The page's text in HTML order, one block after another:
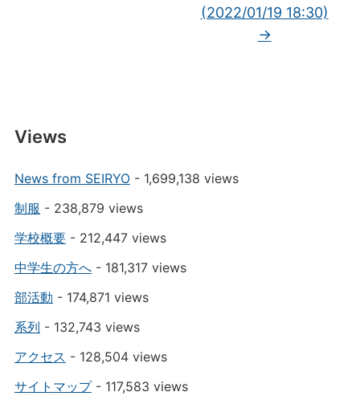
(2022/01/19 18:30)
→
Views
News from SEIRYO- 1,699,138 views
制服 - 238,879 views
学校概要- 212,447 views
中学生の方へ- 181,317 views
部活動 - 174,871 views
系列 - 132,743 views
アクセス - 128,504 views
サイトマップ- 117,583 views